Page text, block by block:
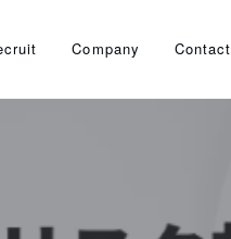
Company Contact